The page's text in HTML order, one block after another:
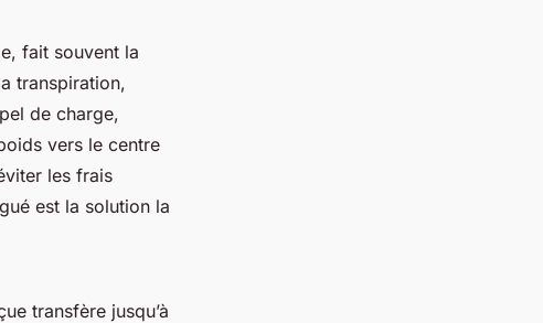
fait souvent la
transpiration,
de charge,
vers le centre
les frais
est la solution la
transfère jusqu’à